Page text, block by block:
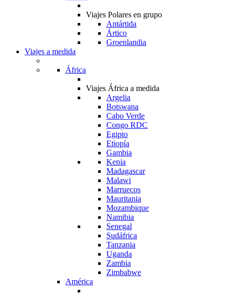
Viajes Polares en grupo
Antártida
Ártico
Groenlandia
Viajes a medida
África
Viajes África a medida
Argelia
Botswana
Cabo Verde
Congo RDC
Egipto
Etiopía
Gambia
Kenia
Madagascar
Malawi
Marruecos
Mauritania
Mozambique
Namibia
Senegal
Sudáfrica
Tanzania
Uganda
Zambia
Zimbabwe
América